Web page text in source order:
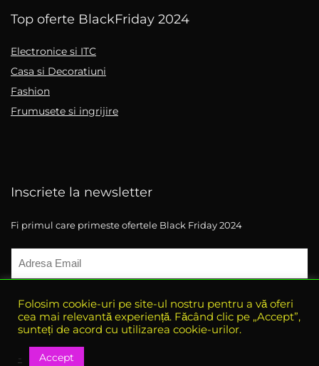
Top oferte BlackFriday 2024
Electronice si ITC
Casa si Decoratiuni
Fashion
Frumusete si ingrijire
Inscriete la newsletter
Fi primul care primeste ofertele Black Friday 2024
Folosim cookie-uri pe site-ul nostru pentru a vă oferi
cea mai relevantă experiență. Făcând clic pe „Accept”,
sunteți de acord cu utilizarea cookie-urilor.
Accept